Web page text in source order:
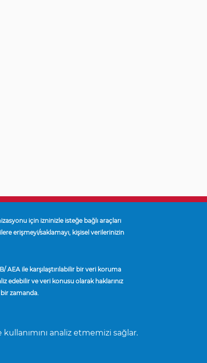
BİZİMLE İLETİŞİME GEÇİN
için izninizle isteğe bağlı araçları
erişmeyi/saklamayı, kişisel verilerinizin
AEA ile karşılaştırılabilir bir veri koruma
edebilir ve veri konusu olarak haklarınız
zamanda.
analiz etmemizi sağlar.